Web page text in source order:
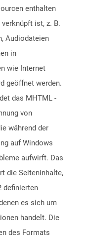
enthalten
ist, z. B.
Audiodateien
in
wie Internet
geöffnet werden.
das MHTML -
von
während der
auf Windows
aufwirft. Das
die Seiteninhalte,
definierten
es sich um
handelt. Die
des Formats